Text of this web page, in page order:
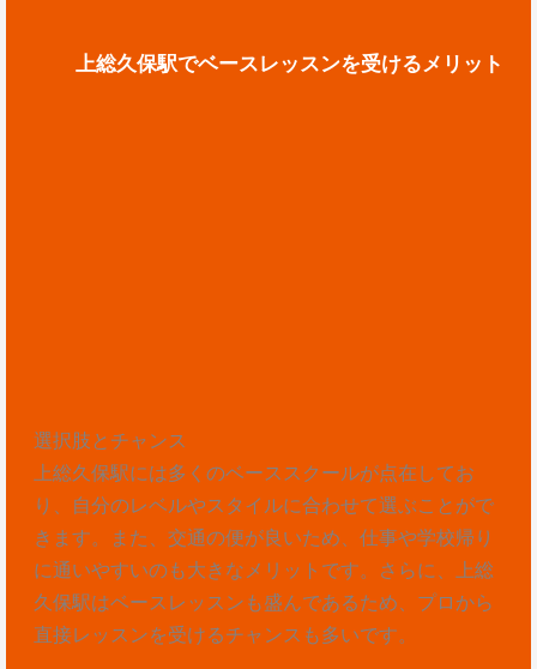
上総久保駅でベースレッスンを受けるメリット
選択肢とチャンス
上総久保駅には多くのベーススクールが点在してお
り、自分のレベルやスタイルに合わせて選ぶことがで
きます。また、交通の便が良いため、仕事や学校帰り
に通いやすいのも大きなメリットです。さらに、上総
久保駅はベースレッスンも盛んであるため、プロから
直接レッスンを受けるチャンスも多いです。